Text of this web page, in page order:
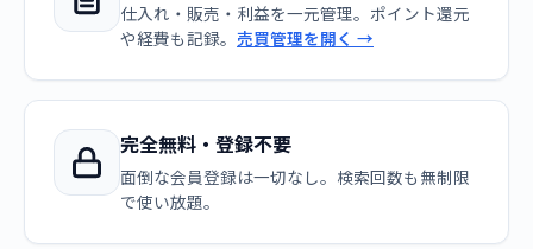
仕入れ・販売・利益を一元管理。ポイント還元
や経費も記録。 売買管理を開く →
完全無料・登録不要
面倒な会員登録は一切なし。検索回数も無制限
で使い放題。